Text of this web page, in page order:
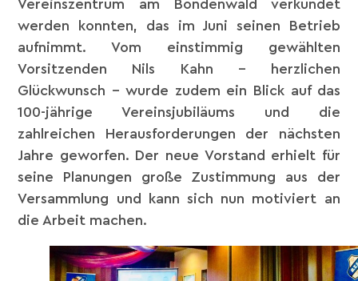
Vereinszentrum am Bondenwald verkündet
werden konnten, das im Juni seinen Betrieb
aufnimmt. Vom einstimmig gewählten
Vorsitzenden Nils Kahn – herzlichen
Glückwunsch – wurde zudem ein Blick auf das
100-jährige Vereinsjubiläums und die
zahlreichen Herausforderungen der nächsten
Jahre geworfen. Der neue Vorstand erhielt für
seine Planungen große Zustimmung aus der
Versammlung und kann sich nun motiviert an
die Arbeit machen.